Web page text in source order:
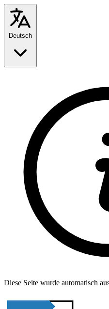
Diese Seite wurde automa­tisch